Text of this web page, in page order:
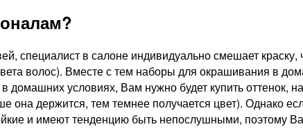
специалист в салоне индивидуально смешает
волос). Вместе с тем наборы для окрашивания в
условиях, Вам нужно будет купить оттенок,
держится, тем темнее получается цвет). Однако
и имеют тенденцию быть непослушными, поэтому